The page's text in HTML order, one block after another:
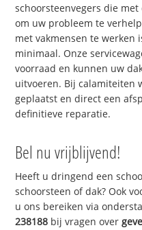
schoorsteenvegers die
om uw probleem te
met vakmensen te werken
minimaal. Onze
voorraad en kunnen uw
uitvoeren. Bij calamiteiten
geplaatst en direct een
definitieve reparatie.
Bel nu vrijblijvend!
Heeft u dringend een
schoorsteen of dak? Ook
u ons bereiken via
238188 bij vragen over